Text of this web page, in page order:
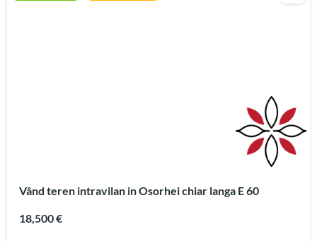
Vând teren intravilan in Osorhei chiar langa E 60
18,500 €